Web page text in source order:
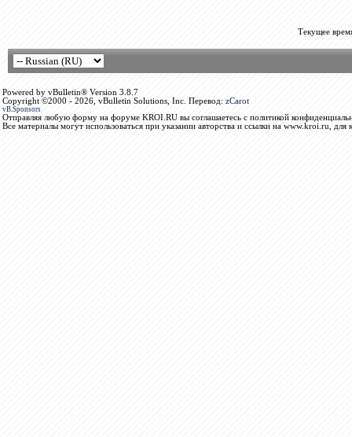
Текущее
Powered by vBulletin® Version 3.8.7
Copyright ©2000 - 2026, vBulletin Solutions, Inc. Перевод: zCarot
vB.Sponsors
Отправляя любую форму на форуме KROI.RU вы соглашаетесь с политикой
Все материалы могут использоваться при указании авторства и ссылки на www.kroi.ru, для